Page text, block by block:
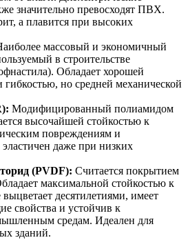
значительно превосходят ПВХ.
а плавится при высоких
массовый и экономичный
в строительстве
Обладает хорошей
гибкостью, но средней механической
Модифицированный полиамидом
высочайшей стойкостью к
повреждениям и
даже при низких
(PVDF): Считается покрытием
максимальной стойкостью к
десятилетиями, имеет
свойства и устойчив к
средам. Идеален для
зданий.